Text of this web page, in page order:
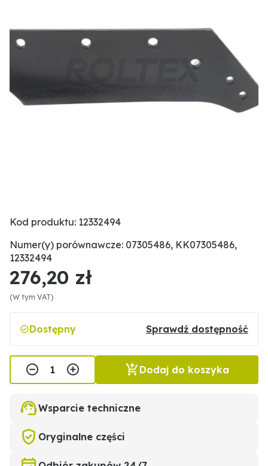
Kod produktu: 12332494
Numer(y) porównawcze: 07305486, KK07305486,
12332494
276,20 zł
(W tym VAT)
Dostępny Sprawdź dostępność
Dodaj do koszyka
Wsparcie techniczne
Oryginalne części